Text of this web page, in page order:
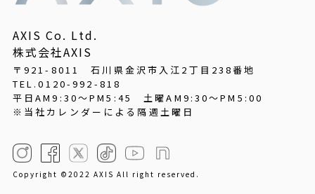
AXIS Co. Ltd.
株式会社AXIS
〒921-8011 石川県金沢市入江2丁目238番地
TEL.0120-992-818
平日AM9:30～PM5:45土曜AM9:30～PM5:00
※当社カレンダーによる隔週土曜日
Copyright ©2022 AXIS All right reserved.